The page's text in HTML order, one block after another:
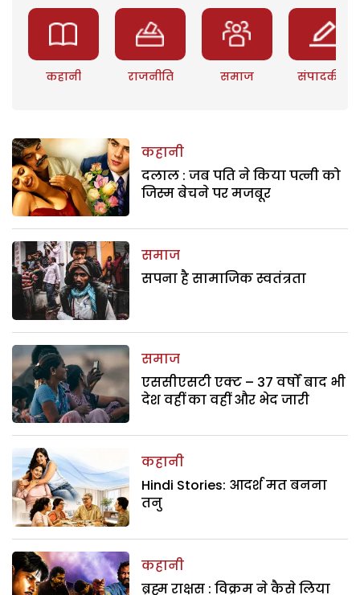
कहानी राजनीति समाज संपादकीय
कहानी
दलाल : जब पति ने किया पत्नी को
जिस्म बेचने पर मजबूर
समाज
सपना है सामाजिक स्वतंत्रता
समाज
एससीएसटी एक्ट – 37 वर्षों बाद भी
देश वहीं का वहीं और भेद जारी
कहानी
Hindi Stories: आदर्श मत बनना
तनु
कहानी
ब्रह्म राक्षस : विक्रम ने कैसे लिया